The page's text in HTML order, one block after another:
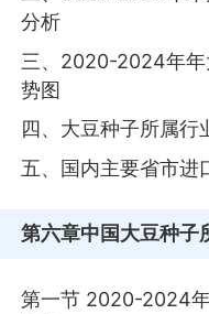
分析
三、2020-2024年年
势图
四、大豆种子所属行
五、国内主要省市进
第六章中国大豆种子
第一节 2020-2024